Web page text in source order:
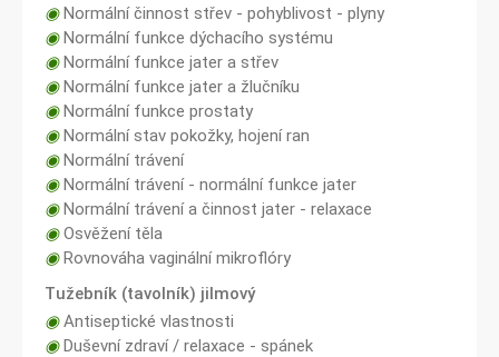
◉Normální činnost střev - pohyblivost - plyny
◉Normální funkce dýchacího systému
◉Normální funkce jater a střev
◉Normální funkce jater a žlučníku
◉Normální funkce prostaty
◉Normální stav pokožky, hojení ran
◉Normální trávení
◉Normální trávení - normální funkce jater
◉Normální trávení a činnost jater - relaxace
◉Osvěžení těla
◉Rovnováha vaginální mikroflóry
Tužebník (tavolník) jilmový
◉Antiseptické vlastnosti
◉Duševní zdraví / relaxace - spánek